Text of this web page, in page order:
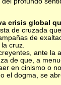
crisis global
de cruzada
de
cruz.
ante
de que, a
en cinismo o
el dogma, se